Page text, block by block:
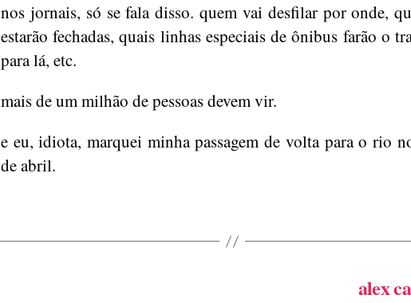
nos jornais, só se fala disso. quem vai desfilar por onde,
estarão fechadas, quais linhas especiais de ônibus farão o
para lá, etc.
mais de um milhão de pessoas devem vir.
e eu, idiota, marquei minha passagem de volta para o rio
de abril.
alex